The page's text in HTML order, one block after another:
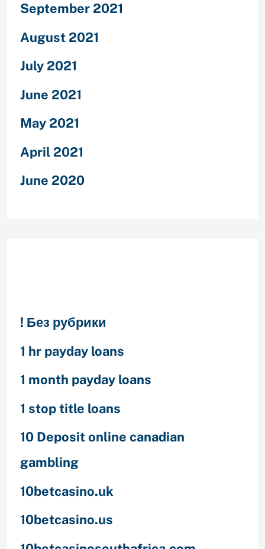
September 2021
August 2021
July 2021
June 2021
May 2021
April 2021
June 2020
! Без рубрики
1 hr payday loans
1 month payday loans
1 stop title loans
10 Deposit online canadian
gambling
10betcasino.uk
10betcasino.us